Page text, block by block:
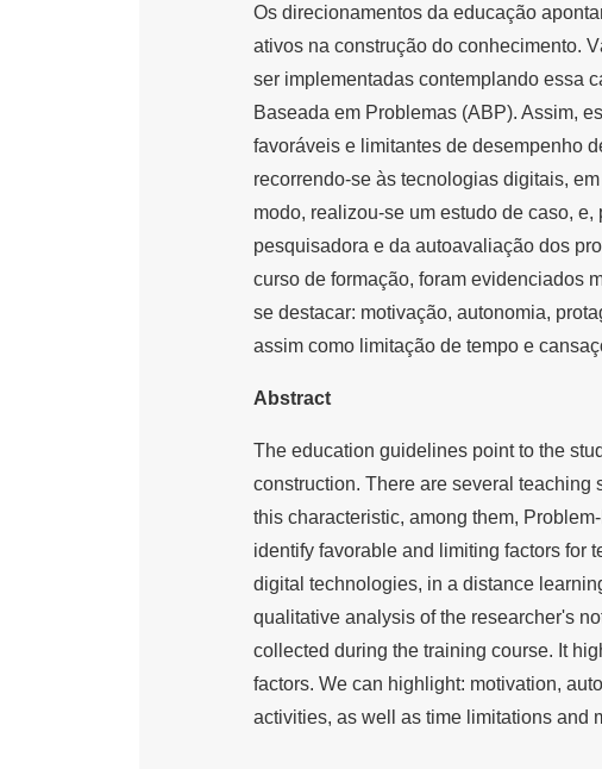
Os direcionamentos da educação
ativos na construção do conhecimento.
ser implementadas contemplando essa
Baseada em Problemas (ABP). Assim,
favoráveis e limitantes de desempenho
recorrendo-se às tecnologias digitais,
modo, realizou-se um estudo de caso,
pesquisadora e da autoavaliação dos
curso de formação, foram evidenciados
se destacar: motivação, autonomia,
assim como limitação de tempo e
Abstract
The education guidelines point to the
construction. There are several
this characteristic, among them,
identify favorable and limiting factors for
digital technologies, in a distance
qualitative analysis of the researcher's
collected during the training course. It
factors. We can highlight: motivation,
activities, as well as time limitations and